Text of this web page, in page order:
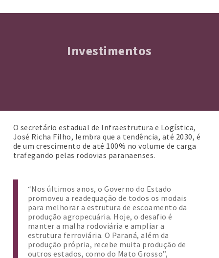
Investimentos
O secretário estadual de Infraestrutura e Logística,
José Richa Filho, lembra que a tendência, até 2030, é
de um crescimento de até 100% no volume de carga
trafegando pelas rodovias paranaenses.
“Nos últimos anos, o Governo do Estado
promoveu a readequação de todos os modais
para melhorar a estrutura de escoamento da
produção agropecuária. Hoje, o desafio é
manter a malha rodoviária e ampliar a
estrutura ferroviária. O Paraná, além da
produção própria, recebe muita produção de
outros estados, como do Mato Grosso”,